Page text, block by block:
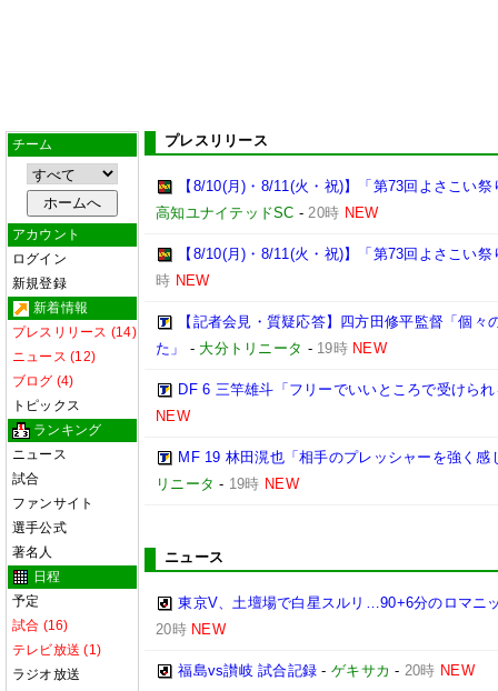
チーム
アカウント
ログイン
新規登録
新着情報
プレスリリース (14)
ニュース (12)
ブログ (4)
トピックス
ランキング
ニュース
試合
ファンサイト
選手公式
著名人
日程
予定
試合 (16)
テレビ放送 (1)
ラジオ放送
プレスリリース
【8/10(月)・8/11(火・祝)】「第73回よさこい
高知ユナイテッドSC -20時 NEW
【8/10(月)・8/11(火・祝)】「第73回よさこい
時 NEW
【記者会見・質疑応答】四方田修平監督「個
た」
- 大分トリニータ - 19時 NEW
DF 6 三竿雄斗「フリーでいいところで受けら
NEW
MF 19 林田滉也「相手のプレッシャーを強く
リニータ - 19時 NEW
ニュース
東京V、土壇場で白星スルリ…90+6分のロマニ
20時 NEW
福島vs讃岐 試合記録 -ゲキサカ - 20時 NEW